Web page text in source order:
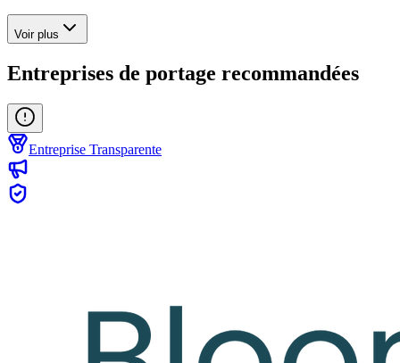
Voir plus
Entreprises de portage recommandées
Entreprise Transparente